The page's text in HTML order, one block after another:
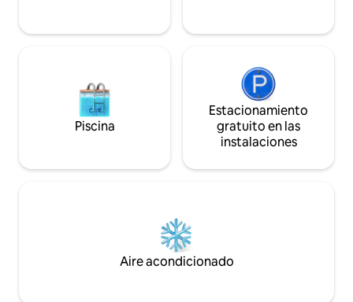
Piscina
Estacionamiento
gratuito en las
instalaciones
Aire acondicionado